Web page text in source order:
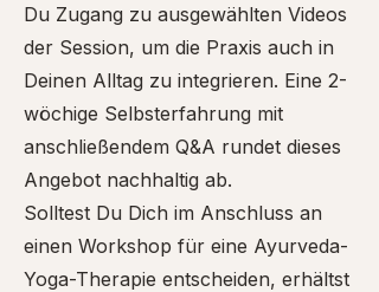
Du Zugang zu ausgewählten Videos
der Session, um die Praxis auch in
Deinen Alltag zu integrieren. Eine 2-
wöchige Selbsterfahrung mit
anschließendem Q&A rundet dieses
Angebot nachhaltig ab.
Solltest Du Dich im Anschluss an
einen Workshop für eine Ayurveda-
Yoga-Therapie entscheiden, erhältst